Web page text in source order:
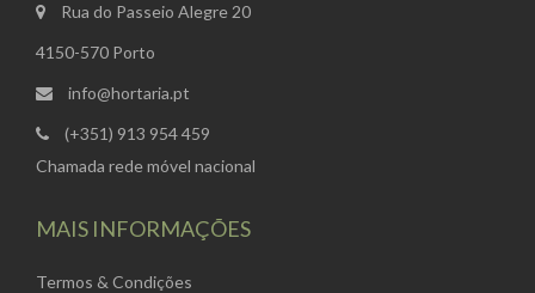
Rua do Passeio Alegre 20
4150-570 Porto
info@hortaria.pt
(+351) 913 954 459
Chamada rede móvel nacional
MAIS INFORMAÇÕES
Termos & Condições